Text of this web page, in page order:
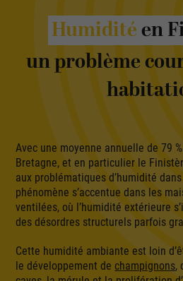
Humiditéen
un problème
Avec une moyenne annuelle de 79
Bretagne, et en particulier le
aux problématiques d’humidité
phénomène s’accentue dans les
ventilées, où l’humidité extérieure
des désordres structurels parfois
Cette humidité ambiante est loin
le développement de champignons,